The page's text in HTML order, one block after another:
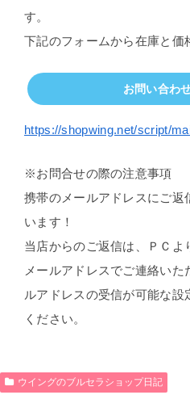
す。
下記のフォームから在庫と価
お問い合わ
https://shopwing.net/script/
※お問合せの際の注意事項
携帯のメールアドレスにご返
います！
当店からのご返信は、ＰＣ
メールアドレスでご連絡い
ルアドレスの受信が可能な
ください。
ウイングのブルセラショップ日記